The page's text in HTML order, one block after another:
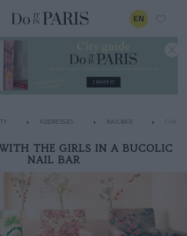
EN
ADDRESSES NAILBAR
THE GIRLS IN A BUCOLIC
NAIL BAR